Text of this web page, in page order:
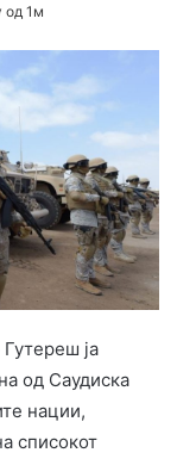
од 1м
ја
од Саудиска
нации,
списокот